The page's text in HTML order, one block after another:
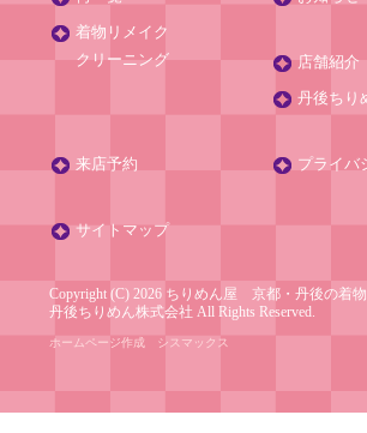
着物リメイク
クリーニング
店舗紹介
丹後ちり
来店予約 プライバ
サイトマップ
Copyright (C) 2026 ちりめん屋 京都・丹後の着
丹後ちりめん株式会社 All Rights Reserved.
ホームページ作成 シスマックス